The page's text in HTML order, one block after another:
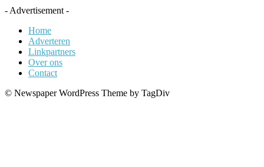
- Advertisement -
Home
Adverteren
Linkpartners
Over ons
Contact
© Newspaper WordPress Theme by TagDiv